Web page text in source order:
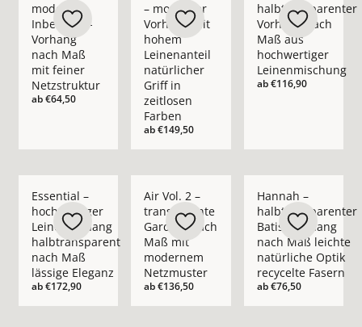
moderner
Inbetween-
Vorhang
nach Maß
mit feiner
Netzstruktur
ab€64,50
– moderner
Vorhang mit
hohem
Leinenanteil
natürlicher
Griff in
zeitlosen
Farben
ab€149,50
halbtransparenter
Vorhang nach
Maß aus
hochwertiger
Leinenmischung
ab€116,90
Essential –
hochwertiger
Leinenvorhang
halbtransparent
nach Maß
lässige Eleganz
ab€172,90
Air Vol. 2 –
transparente
Gardine nach
Maß mit
modernem
Netzmuster
ab€136,50
Hannah –
halbtransparenter
Batist-Vorhang
nach Maß leichte
natürliche Optik
recycelte Fasern
ab€76,50